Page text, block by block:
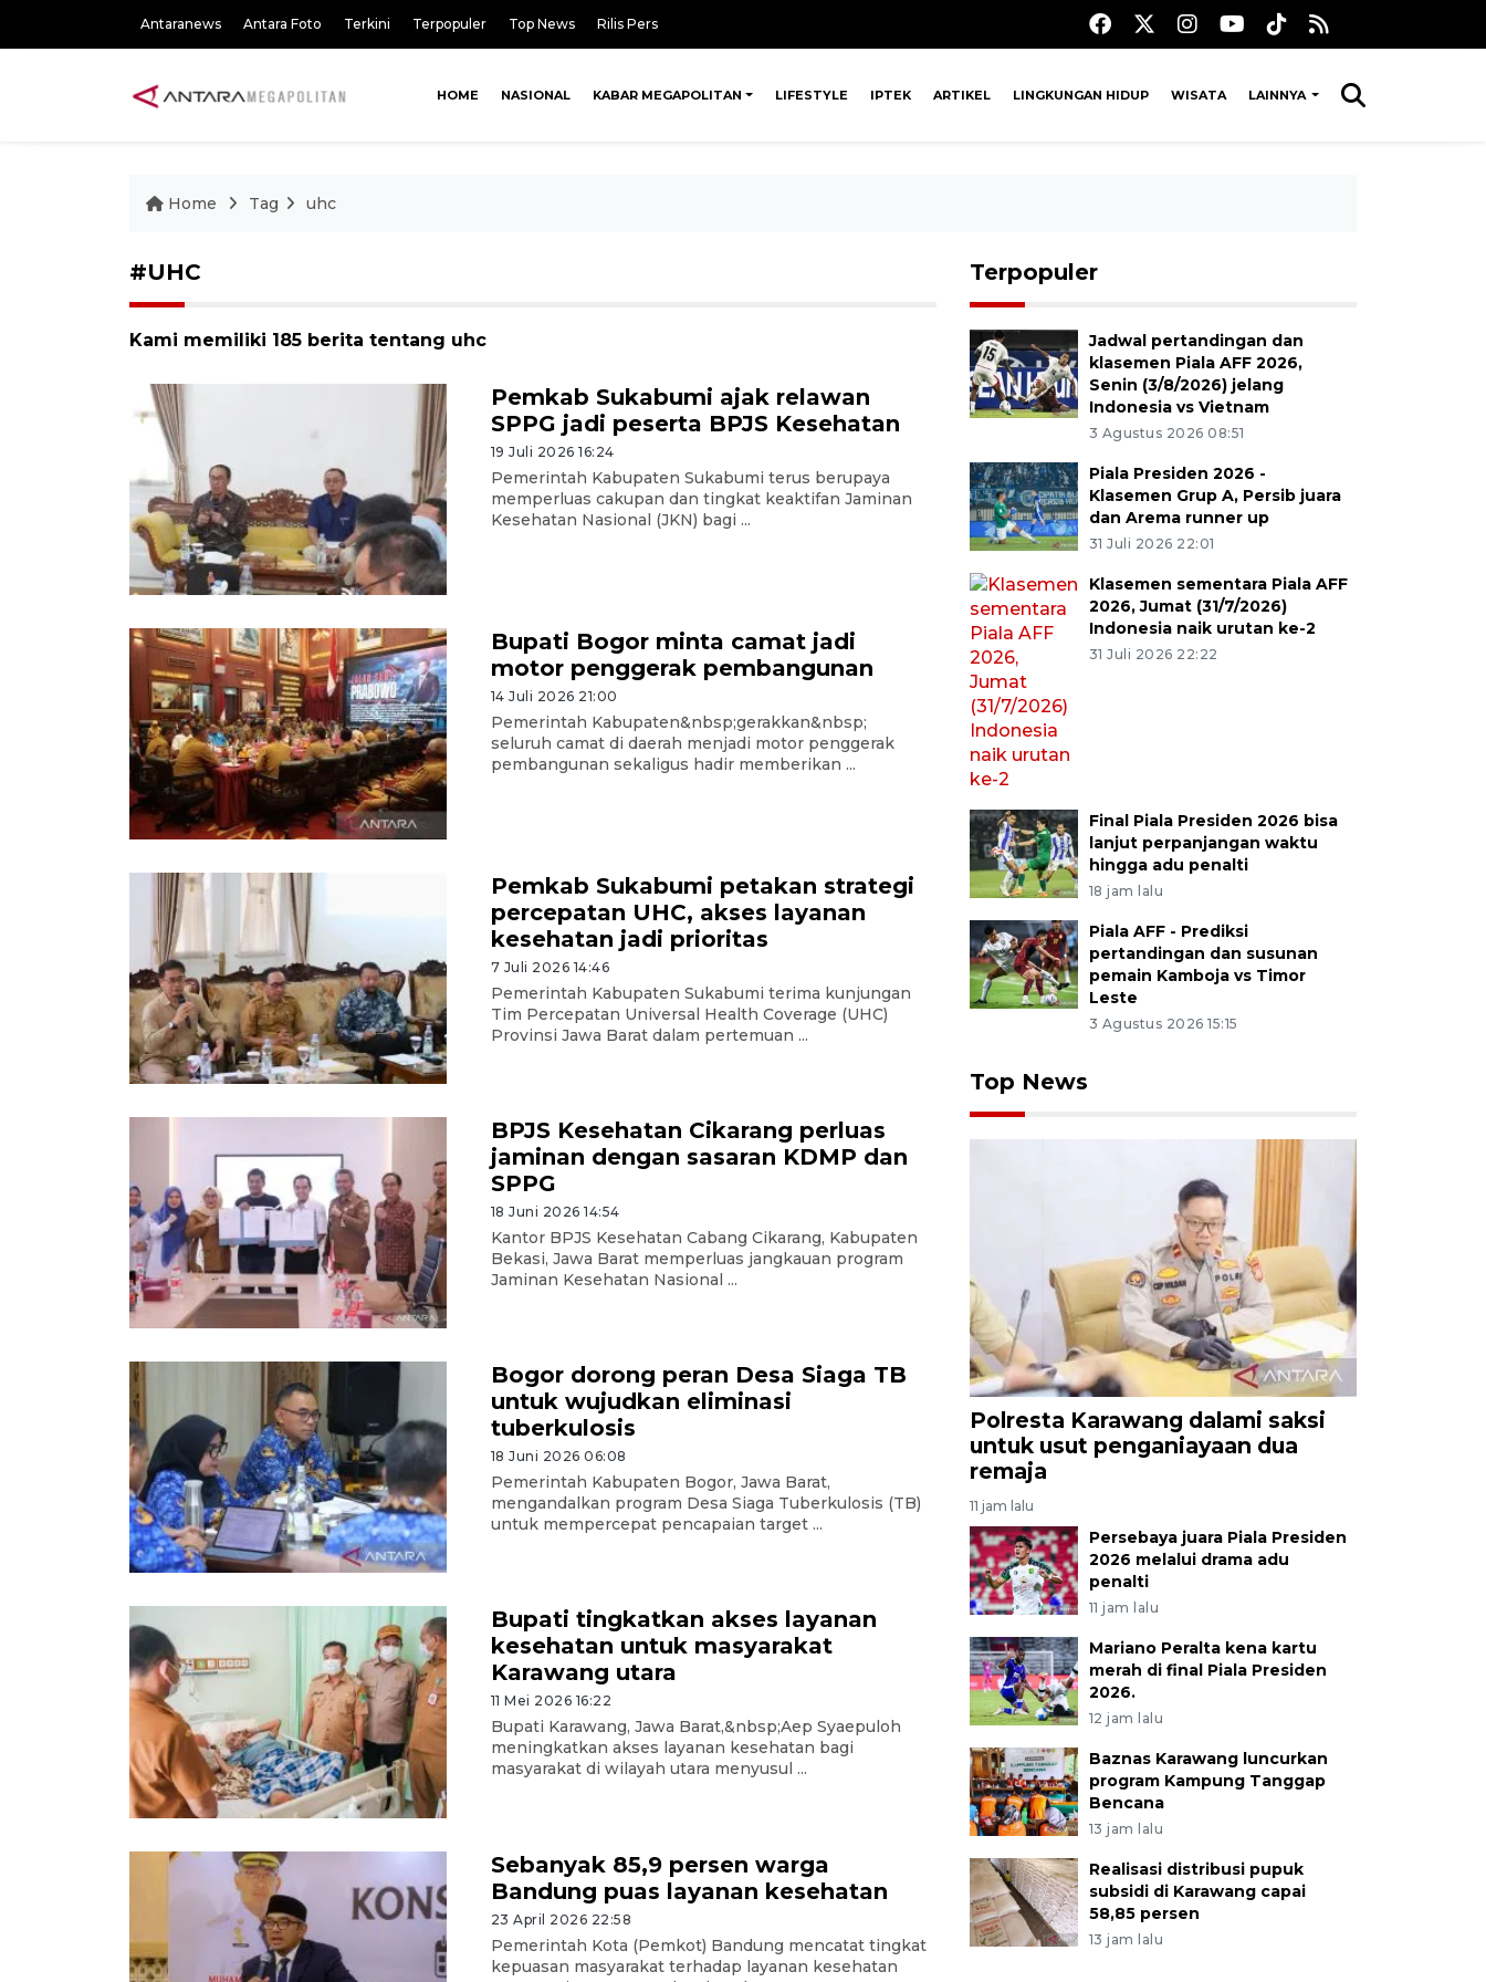
Antaranews Antara Foto Terkini Terpopuler Top News Rilis Pers
HOME NASIONAL KABAR MEGAPOLITAN LIFESTYLE IPTEK ARTIKEL LINGKUNGAN HIDUP WISATA LAINNYA
Home Tag uhc
#UHC
Kami memiliki 185 berita tentang uhc
Pemkab Sukabumi ajak relawan
SPPG jadi peserta BPJS Kesehatan
19 Juli 2026 16:24
Pemerintah Kabupaten Sukabumi terus berupaya
memperluas cakupan dan tingkat keaktifan Jaminan
Kesehatan Nasional (JKN) bagi ...
Bupati Bogor minta camat jadi
motor penggerak pembangunan
14 Juli 2026 21:00
Pemerintah Kabupaten&nbsp;gerakkan&nbsp;
seluruh camat di daerah menjadi motor penggerak
pembangunan sekaligus hadir memberikan ...
Pemkab Sukabumi petakan strategi
percepatan UHC, akses layanan
kesehatan jadi prioritas
7 Juli 2026 14:46
Pemerintah Kabupaten Sukabumi terima kunjungan
Tim Percepatan Universal Health Coverage (UHC)
Provinsi Jawa Barat dalam pertemuan ...
BPJS Kesehatan Cikarang perluas
jaminan dengan sasaran KDMP dan
SPPG
18 Juni 2026 14:54
Kantor BPJS Kesehatan Cabang Cikarang, Kabupaten
Bekasi, Jawa Barat memperluas jangkauan program
Jaminan Kesehatan Nasional ...
Bogor dorong peran Desa Siaga TB
untuk wujudkan eliminasi
tuberkulosis
18 Juni 2026 06:08
Pemerintah Kabupaten Bogor, Jawa Barat,
mengandalkan program Desa Siaga Tuberkulosis (TB)
untuk mempercepat pencapaian target ...
Bupati tingkatkan akses layanan
kesehatan untuk masyarakat
Karawang utara
11 Mei 2026 16:22
Bupati Karawang, Jawa Barat,&nbsp;Aep Syaepuloh
meningkatkan akses layanan kesehatan bagi
masyarakat di wilayah utara menyusul ...
Sebanyak 85,9 persen warga
Bandung puas layanan kesehatan
23 April 2026 22:58
Pemerintah Kota (Pemkot) Bandung mencatat tingkat
kepuasan masyarakat terhadap layanan kesehatan
Terpopuler
Jadwal pertandingan dan
klasemen Piala AFF 2026,
Senin (3/8/2026) jelang
Indonesia vs Vietnam
3 Agustus 2026 08:51
Piala Presiden 2026 -
Klasemen Grup A, Persib juara
dan Arema runner up
31 Juli 2026 22:01
Klasemen sementara Piala AFF
2026, Jumat (31/7/2026)
Indonesia naik urutan ke-2
31 Juli 2026 22:22
Final Piala Presiden 2026 bisa
lanjut perpanjangan waktu
hingga adu penalti
18 jam lalu
Piala AFF - Prediksi
pertandingan dan susunan
pemain Kamboja vs Timor
Leste
3 Agustus 2026 15:15
Top News
Polresta Karawang dalami saksi
untuk usut penganiayaan dua
remaja
11 jam lalu
Persebaya juara Piala Presiden
2026 melalui drama adu
penalti
11 jam lalu
Mariano Peralta kena kartu
merah di final Piala Presiden
2026.
12 jam lalu
Baznas Karawang luncurkan
program Kampung Tanggap
Bencana
13 jam lalu
Realisasi distribusi pupuk
subsidi di Karawang capai
58,85 persen
13 jam lalu